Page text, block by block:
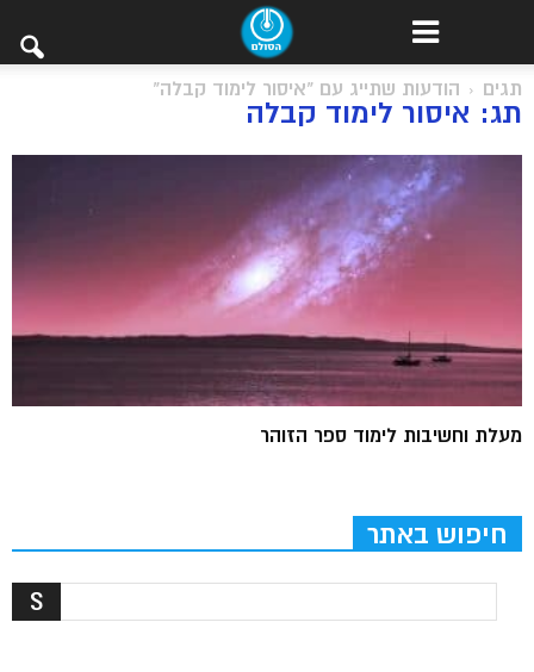
תגים הודעות שתייג עם "איסור לימוד קבלה"
תג: איסור לימוד קבלה
מעלת וחשיבות לימוד ספר הזוהר
חיפוש באתר